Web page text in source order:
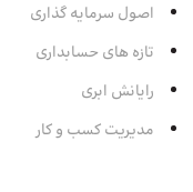
اصول سرمایه‌ گذاری
تازه های حسابداری
رایانش ابری
مدیریت کسب و کار